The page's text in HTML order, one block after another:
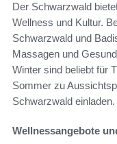
Der Schwarzwald
Wellness und Kultur.
Schwarzwald und
Massagen und
Winter sind beliebt für
Sommer zu
Schwarzwald einladen.
Wellnessangebote